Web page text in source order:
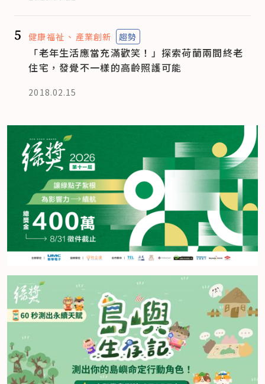
5 健康福祉 產業創新 趨勢
「老年生活應當充滿歡笑！」探索荷蘭兩間終老
住宅，發覺不一樣的高齡照護可能
2018.02.15